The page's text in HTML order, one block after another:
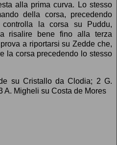
alla prima curva. Lo stesso
della corsa, precedendo
la corsa su Puddu,
risalire bene fino alla terza
a riportarsi su Zedde che,
la corsa precedendo lo stesso
su Cristallo da Clodia; 2 G.
A. Migheli su Costa de Mores